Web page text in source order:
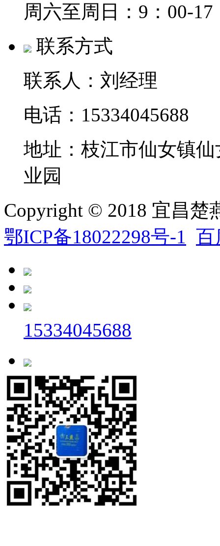
周六至周日：9：00-17
联系方式
联系人：刘经理
电话：15334045688
地址：枝江市仙女镇
业园
Copyright © 2018 宜昌楚
鄂ICP备18022298号-1 百
15334045688